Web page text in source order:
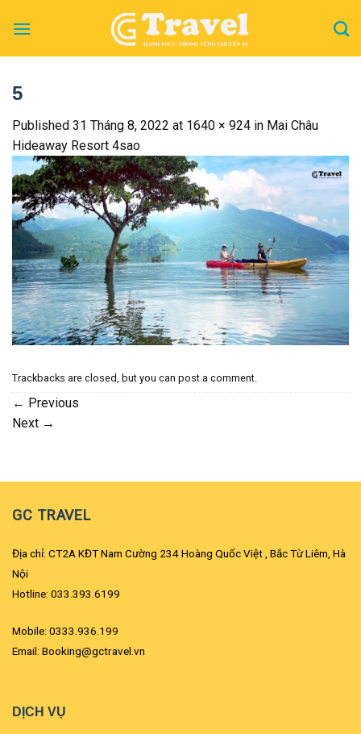
5
Published 31 Tháng 8, 2022 at 1640 × 924 in Mai Châu
Hideaway Resort 4sao
Trackbacks are closed, but you can post a comment
← Previous
Next →
GC TRAVEL
Địa chỉ: CT2A KĐT Nam Cường 234 Hoàng Quốc Việt , Bắc Từ Liêm, Hà
Nội
Hotline: 033.393.6199
Mobile: 0333.936.199
Email: Booking@gctravel.vn
DỊCH VỤ